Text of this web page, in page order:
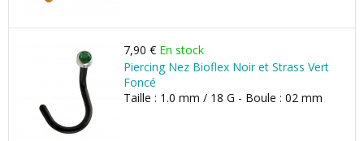
7,90 € En stock
Piercing Nez Bioflex Noir et Strass Vert
Foncé
Taille : 1.0 mm / 18 G - Boule : 02 mm